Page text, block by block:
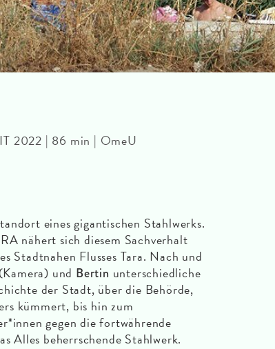
2022 | 86 min | OmeU
eines gigantischen Stahlwerks.
nähert sich diesem Sachverhalt
Stadtnahen Flusses Tara. Nach und
(Kamera) und Bertin unterschiedliche
der Stadt, über die Behörde,
kümmert, bis hin zum
gegen die fortwährende
Alles beherrschende Stahlwerk.